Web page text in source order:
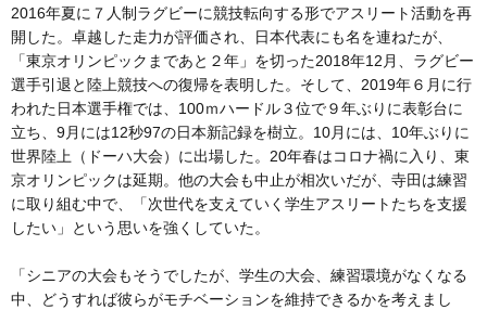
2016年夏に７人制ラグビーに競技転向する形でアスリート活動を再
開した。卓越した走力が評価され、日本代表にも名を連ねたが、
「東京オリンピックまであと２年」を切った2018年12月、ラグビー
選手引退と陸上競技への復帰を表明した。そして、2019年６月に行
われた日本選手権では、100ｍハードル３位で９年ぶりに表彰台に
立ち、9月には12秒97の日本新記録を樹立。10月には、10年ぶりに
世界陸上（ドーハ大会）に出場した。20年春はコロナ禍に入り、東
京オリンピックは延期。他の大会も中止が相次いだが、寺田は練習
に取り組む中で、「次世代を支えていく学生アスリートたちを支援
したい」という思いを強くしていた。
「シニアの大会もそうでしたが、学生の大会、練習環境がなくなる
中、どうすれば彼らがモチベーションを維持できるかを考えまし